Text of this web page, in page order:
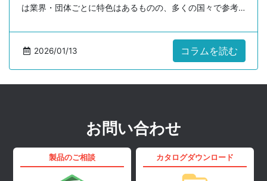
は業界・団体ごとに特色はあるものの、多くの国々で参考
記事では、ガイドラインの基本的な考え方や、世界的に参
照されるフレームワークや国内での業界別ガイドラインの
動き、スタート地点の1つである「IT資産の把握」と「不明
2026/01/13 コラムを読む
お問い合わせ
製品のご相談 カタログダウンロード